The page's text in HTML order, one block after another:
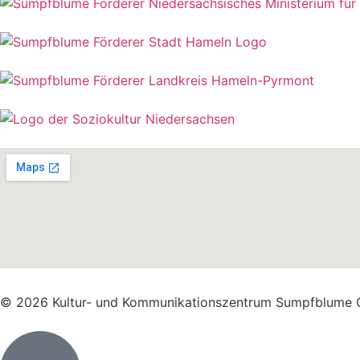
© 2026 Kultur- und Kommunikationszentrum Sumpfblume